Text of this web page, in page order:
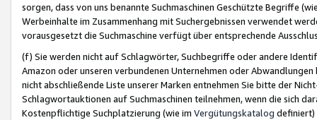
sorgen, dass von uns benannte Suchmaschinen Geschützte Begriffe
Werbeinhalte im Zusammenhang mit Suchergebnissen verwendet
vorausgesetzt die Suchmaschine verfügt über entsprechende
(f) Sie werden nicht auf Schlagwörter, Suchbegriffe oder andere
Amazon oder unseren verbundenen Unternehmen oder
nicht abschließende Liste unserer Marken entnehmen Sie bitte der
Schlagwortauktionen auf Suchmaschinen teilnehmen, wenn die sich
Kostenpflichtige Suchplatzierung (wie im Vergütungskatalog definiert)